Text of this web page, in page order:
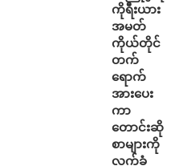
ကိုရီးယား
အမတ်
ကိုယ်တိုင်
တက်
ရောက်
အားပေး
ကာ
တောင်းဆို
စာများကို
လက်ခံ